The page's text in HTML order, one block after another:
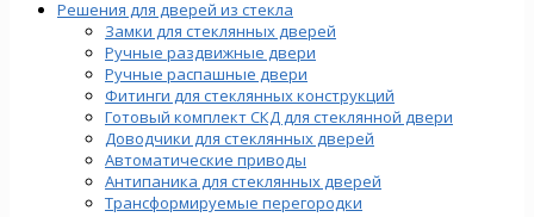
Решения для дверей из стекла
Замки для стеклянных дверей
Ручные раздвижные двери
Ручные распашные двери
Фитинги для стеклянных конструкций
Готовый комплект СКД для стеклянной двери
Доводчики для стеклянных дверей
Автоматические приводы
Антипаника для стеклянных дверей
Трансформируемые перегородки